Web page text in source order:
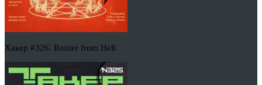
Хакер #326. Router from Hell